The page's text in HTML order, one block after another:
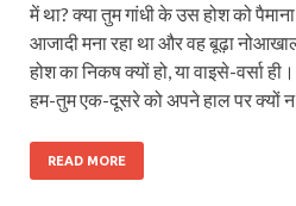
में था? क्या तुम गांधी के उस होश को
आजादी मना रहा था और वह बूढ़ा
होश का निकष क्यों हो, या वाइसे-वर्सा
हम-तुम एक-दूसरे को अपने हाल पर क्यों न
READ MORE